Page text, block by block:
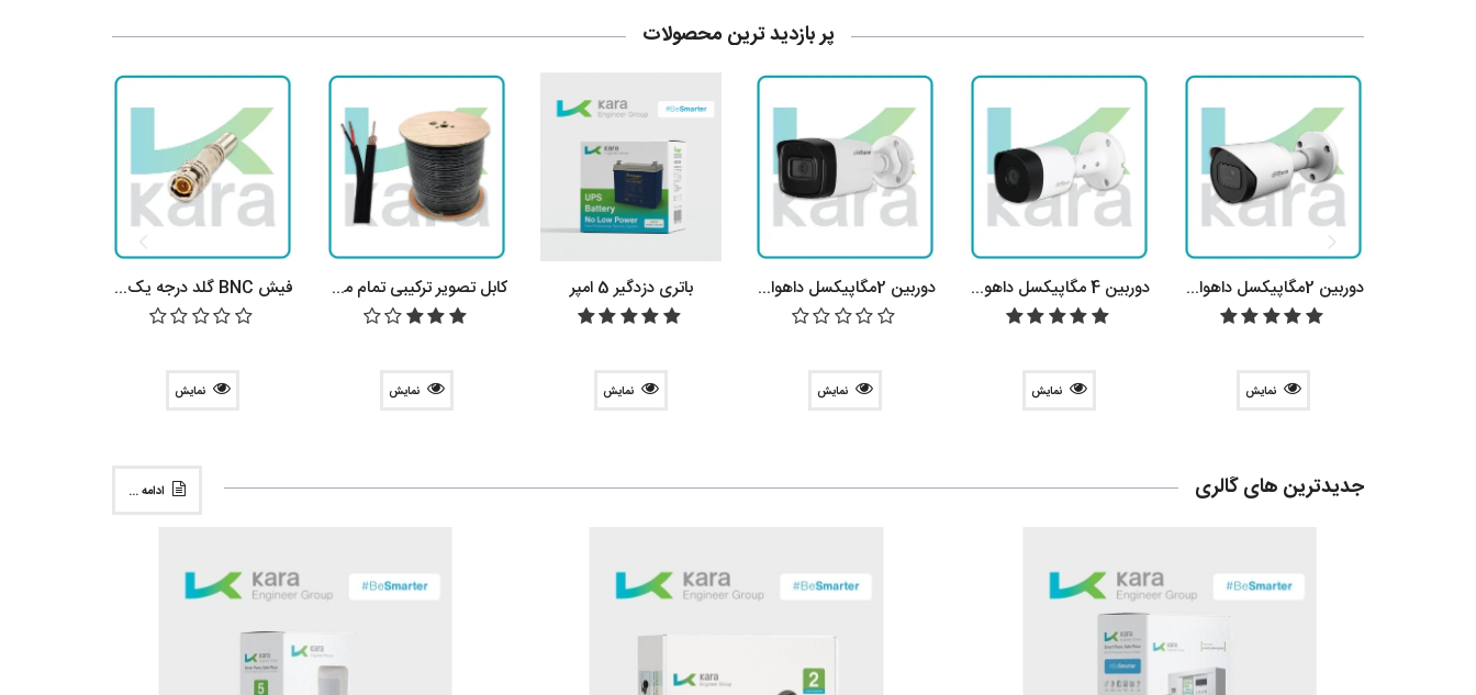
پر بازدید ترین محصولات
دوربین 2مگاپیکسل داهوا مدل DH-HAC-HFW1200TP-A
نمایش
دوربین 4 مگاپیکسل داهوا مدل DH-HAC-B2A41P
نمایش
دوربین 2مگاپیکسل داهوا مدل DH-HAC-HFW1200TLP
نمایش
باتری دزدگیر 5 امپر
نمایش
کابل تصویر ترکیبی تمام مس
نمایش
فیش BNC گلد درجه یک پیچی
نمایش
ادامه ... جدیدترین های گالری